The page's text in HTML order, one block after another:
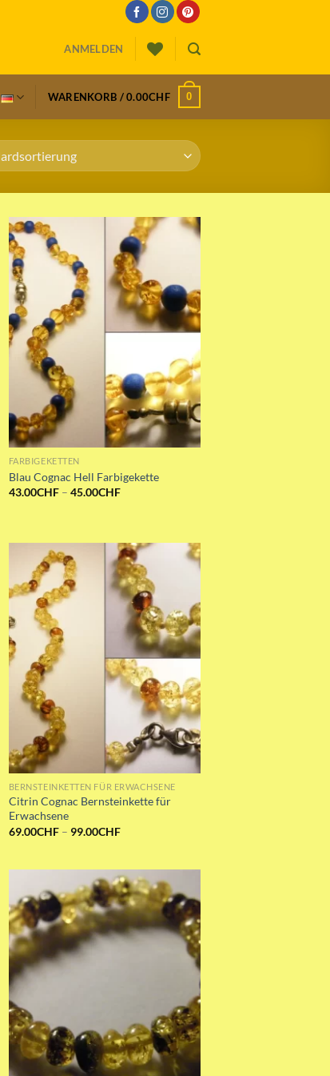
ANMELDEN
WARENKORB /0.00CHF 0
Add to wishlist
FARBIGEKETTEN
Blau Cognac Hell Farbigekette
43.00CHF – 45.00CHFPreisspanne:
Add to wishlist
BERNSTEINKETTEN FÜR ERWACHSENE
Citrin Cognac Bernsteinkette für
Erwachsene
69.00CHF – 99.00CHFPreisspanne:
Add to wishlist